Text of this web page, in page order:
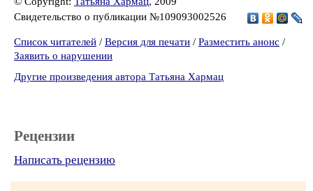
Свидетельство о публикации №109093002526
Список читателей / Версия для печати / Разместить анонс /
Заявить о нарушении
Другие произведения автора Татьяна Хармац
Рецензии
Написать рецензию